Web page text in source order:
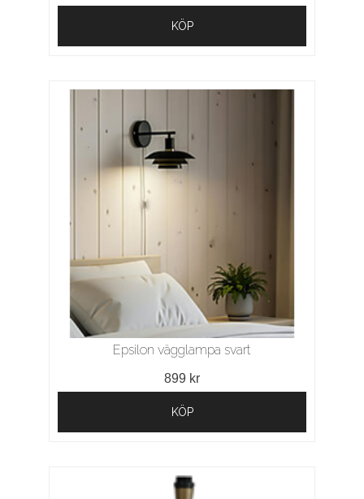
KÖP
Epsilon vägglampa svart
899 kr
KÖP